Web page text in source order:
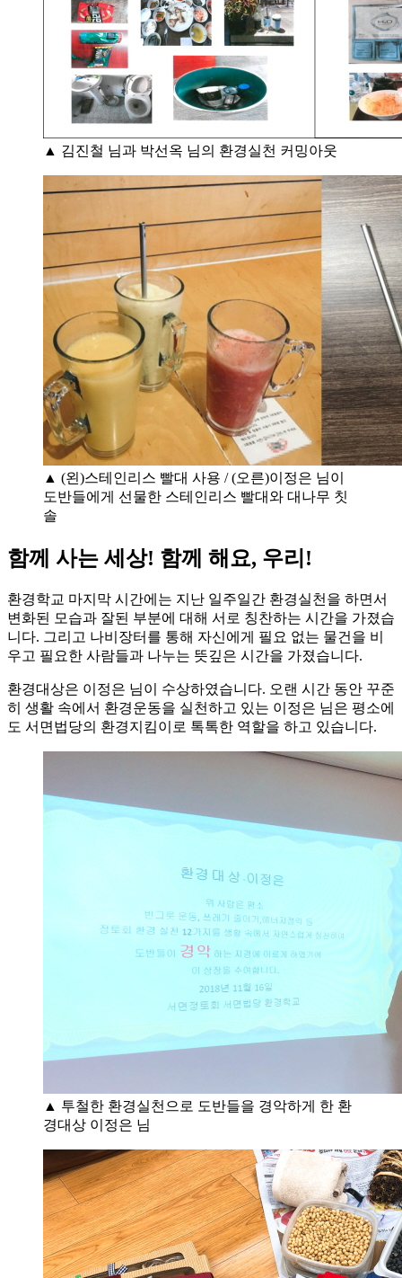
▲ 김진철 님과 박선옥 님의 환경실천 커밍아웃
▲ (왼)스테인리스 빨대 사용 / (오른)이정은 님이
도반들에게 선물한 스테인리스 빨대와 대나무 칫
솔
함께 사는 세상! 함께 해요, 우리!
환경학교 마지막 시간에는 지난 일주일간 환경실천을 하면서
변화된 모습과 잘된 부분에 대해 서로 칭찬하는 시간을 가졌습
니다. 그리고 나비장터를 통해 자신에게 필요 없는 물건을 비
우고 필요한 사람들과 나누는 뜻깊은 시간을 가졌습니다.
환경대상은 이정은 님이 수상하였습니다. 오랜 시간 동안 꾸준
히 생활 속에서 환경운동을 실천하고 있는 이정은 님은 평소에
도 서면법당의 환경지킴이로 톡톡한 역할을 하고 있습니다.
▲ 투철한 환경실천으로 도반들을 경악하게 한 환
경대상 이정은 님